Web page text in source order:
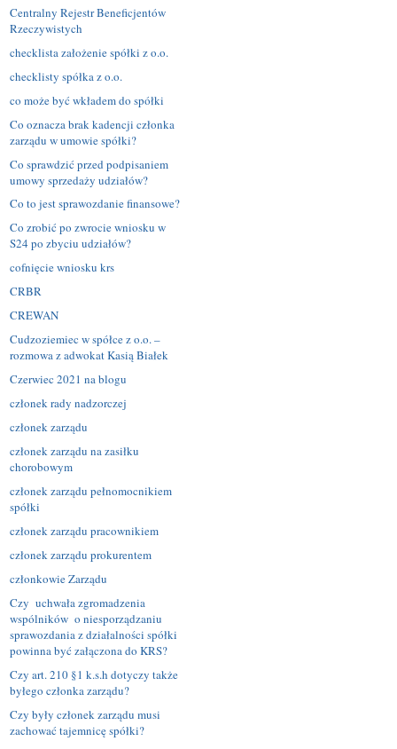
Centralny Rejestr Beneficjentów
Rzeczywistych
checklista założenie spółki z o.o.
checklisty spółka z o.o.
co może być wkładem do spółki
Co oznacza brak kadencji członka
zarządu w umowie spółki?
Co sprawdzić przed podpisaniem
umowy sprzedaży udziałów?
Co to jest sprawozdanie finansowe?
Co zrobić po zwrocie wniosku w
S24 po zbyciu udziałów?
cofnięcie wniosku krs
CRBR
CREWAN
Cudzoziemiec w spółce z o.o. –
rozmowa z adwokat Kasią Białek
Czerwiec 2021 na blogu
członek rady nadzorczej
członek zarządu
członek zarządu na zasiłku
chorobowym
członek zarządu pełnomocnikiem
spółki
członek zarządu pracownikiem
członek zarządu prokurentem
członkowie Zarządu
Czy uchwała zgromadzenia
wspólników o niesporządzaniu
sprawozdania z działalności spółki
powinna być załączona do KRS?
Czy art. 210 §1 k.s.h dotyczy także
byłego członka zarządu?
Czy były członek zarządu musi
zachować tajemnicę spółki?